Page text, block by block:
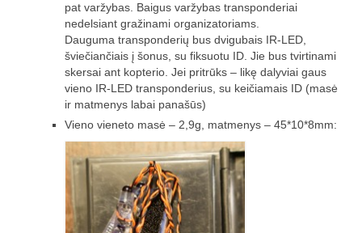
„Savaitės lyga”
Lėktuvų susitikimų taisyklės/dažnių lentelė
LT-FPV
LT-FPV Komanda
Komandos logo
Nuorodos
Draugai
pat varžybas. Baigus varžybas transponderiai
nedelsiant gražinami organizatoriams.
Dauguma transponderių bus dvigubais IR-LED,
šviečiančiais į šonus, su fiksuotu ID. Jie bus tvirtinami
skersai ant kopterio. Jei pritrūks – likę dalyviai gaus
vieno IR-LED transponderius, su keičiamais ID (masė
ir matmenys labai panašūs)
Vieno vieneto masė – 2,9g, matmenys – 45*10*8mm: